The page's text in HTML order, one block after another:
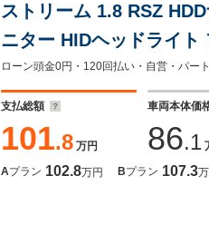
ストリーム 1.8 RSZ
ニター HIDヘッドライト
ル HDDインターナビ
支払総額
101.8 万円
車両本体価
86.1
Aプラン 102.8万円 Bプラン 107.3